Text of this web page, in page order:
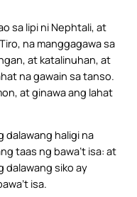
sa lipi ni Nephtali, at
na manggagawa sa
at katalinuhan, at
na gawain sa tanso.
at ginawa ang lahat
dalawang haligi na
taas ng bawa’t isa: at
dalawang siko ay
isa.